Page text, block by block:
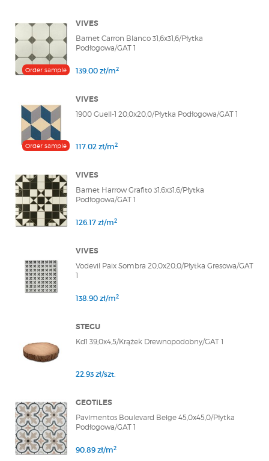
Order sample
VIVES
Barnet Carron Blanco 31,6x31,6/Płytka
Podłogowa/GAT 1
139.00 zł/m2
Order sample
VIVES
1900 Guell-1 20,0x20,0/Płytka Podłogowa/GAT 1
117.02 zł/m2
VIVES
Barnet Harrow Grafito 31,6x31,6/Płytka
Podłogowa/GAT 1
126.17 zł/m2
VIVES
Vodevil Paix Sombra 20,0x20,0/Płytka Gresowa/GAT
1
138.90 zł/m2
STEGU
Kd1 39,0x4,5/Krążek Drewnopodobny/GAT 1
22.93 zł/szt.
GEOTILES
Pavimentos Boulevard Beige 45,0x45,0/Płytka
Podłogowa/GAT 1
90.89 zł/m2